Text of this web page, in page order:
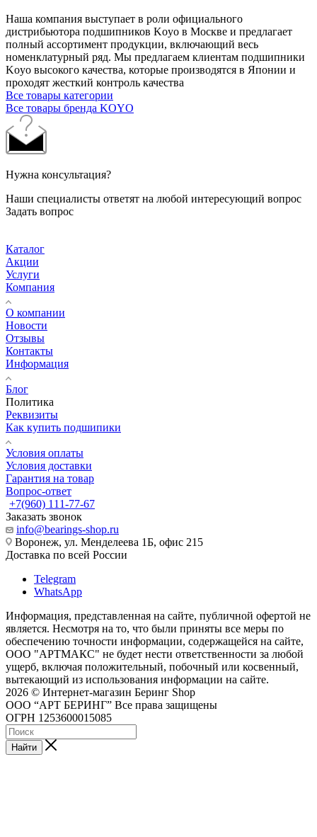
Наша компания выступает в роли официального
дистрибьютора подшипников Koyo в Москве и предлагает
полный ассортимент продукции, включающий весь
номенклатурный ряд. Мы предлагаем клиентам подшипники
Koyo высокого качества, которые производятся в Японии и
проходят жесткий контроль качества
Все товары категории
Все товары бренда KOYO
Нужна консультация?
Наши специалисты ответят на любой интересующий вопрос
Задать вопрос
Каталог
Акции
Услуги
Компания
О компании
Новости
Отзывы
Контакты
Информация
Блог
Политика
Реквизиты
Как купить подшипики
Условия оплаты
Условия доставки
Гарантия на товар
Вопрос-ответ
+7(960) 111-77-67
Заказать звонок
info@bearings-shop.ru
Воронеж, ул. Менделеева 1Б, офис 215
Доставка по всей России
Telegram
WhatsApp
Информация, представленная на сайте, публичной офертой не
является. Несмотря на то, что были приняты все меры по
обеспечению точности информации, содержащейся на сайте,
ООО "АРТМАКС" не будет нести ответственности за любой
ущерб, включая положительный, побочный или косвенный,
вытекающий из использования информации на сайте.
2026 © Интернет-магазин Беринг Shop
ООО “АРТ БЕРИНГ” Все права защищены
ОГРН 1253600015085
Найти